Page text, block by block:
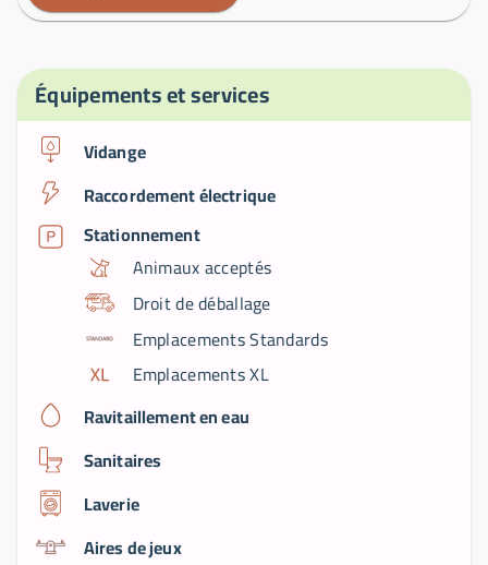
Équipements et services
Vidange
Raccordement électrique
Stationnement
Animaux acceptés
Droit de déballage
Emplacements Standards
Emplacements XL
Ravitaillement en eau
Sanitaires
Laverie
Aires de jeux